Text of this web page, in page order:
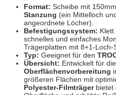
(1)
ZVGFormat: Scheibe mit
Stanzung (ein Mittelloch
angeordnete Löcher).
Befestigungssystem:
schnelles und einfaches
Trägerplatten mit 8+1-Loch-
Typ: Geeignet für den
Übersicht: Entwickelt für die
Oberflächenvorbereitung
größeren Flächen mit
Polyester-Filmträgerbietet